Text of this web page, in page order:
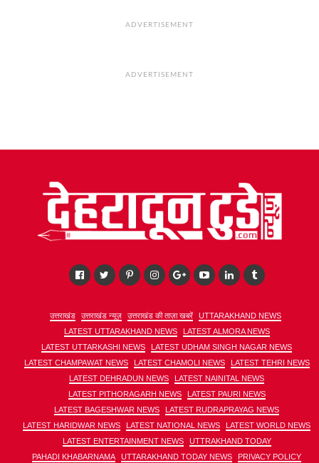
ADVERTISEMENT
ADVERTISEMENT
उत्तराखंड उत्तराखंड न्यूज़ उत्तराखंड की ताज़ा खबरें
UTTARAKHAND NEWS
LATEST UTTARAKHAND NEWS
LATEST ALMORA NEWS
LATEST UTTARKASHI NEWS
LATEST UDHAM SINGH NAGAR NEWS
LATEST CHAMPAWAT NEWS
LATEST CHAMOLI NEWS
LATEST TEHRI NEWS
LATEST DEHRADUN NEWS
LATEST NAINITAL NEWS
LATEST PITHORAGARH NEWS
LATEST PAURI NEWS
LATEST BAGESHWAR NEWS
LATEST RUDRAPRAYAG NEWS
LATEST HARIDWAR NEWS
LATEST NATIONAL NEWS
LATEST WORLD NEWS
LATEST ENTERTAINMENT NEWS
UTTRAKHAND TODAY
PAHADI KHABARNAMA
UTTARAKHAND TODAY NEWS PRIVACY POLICY